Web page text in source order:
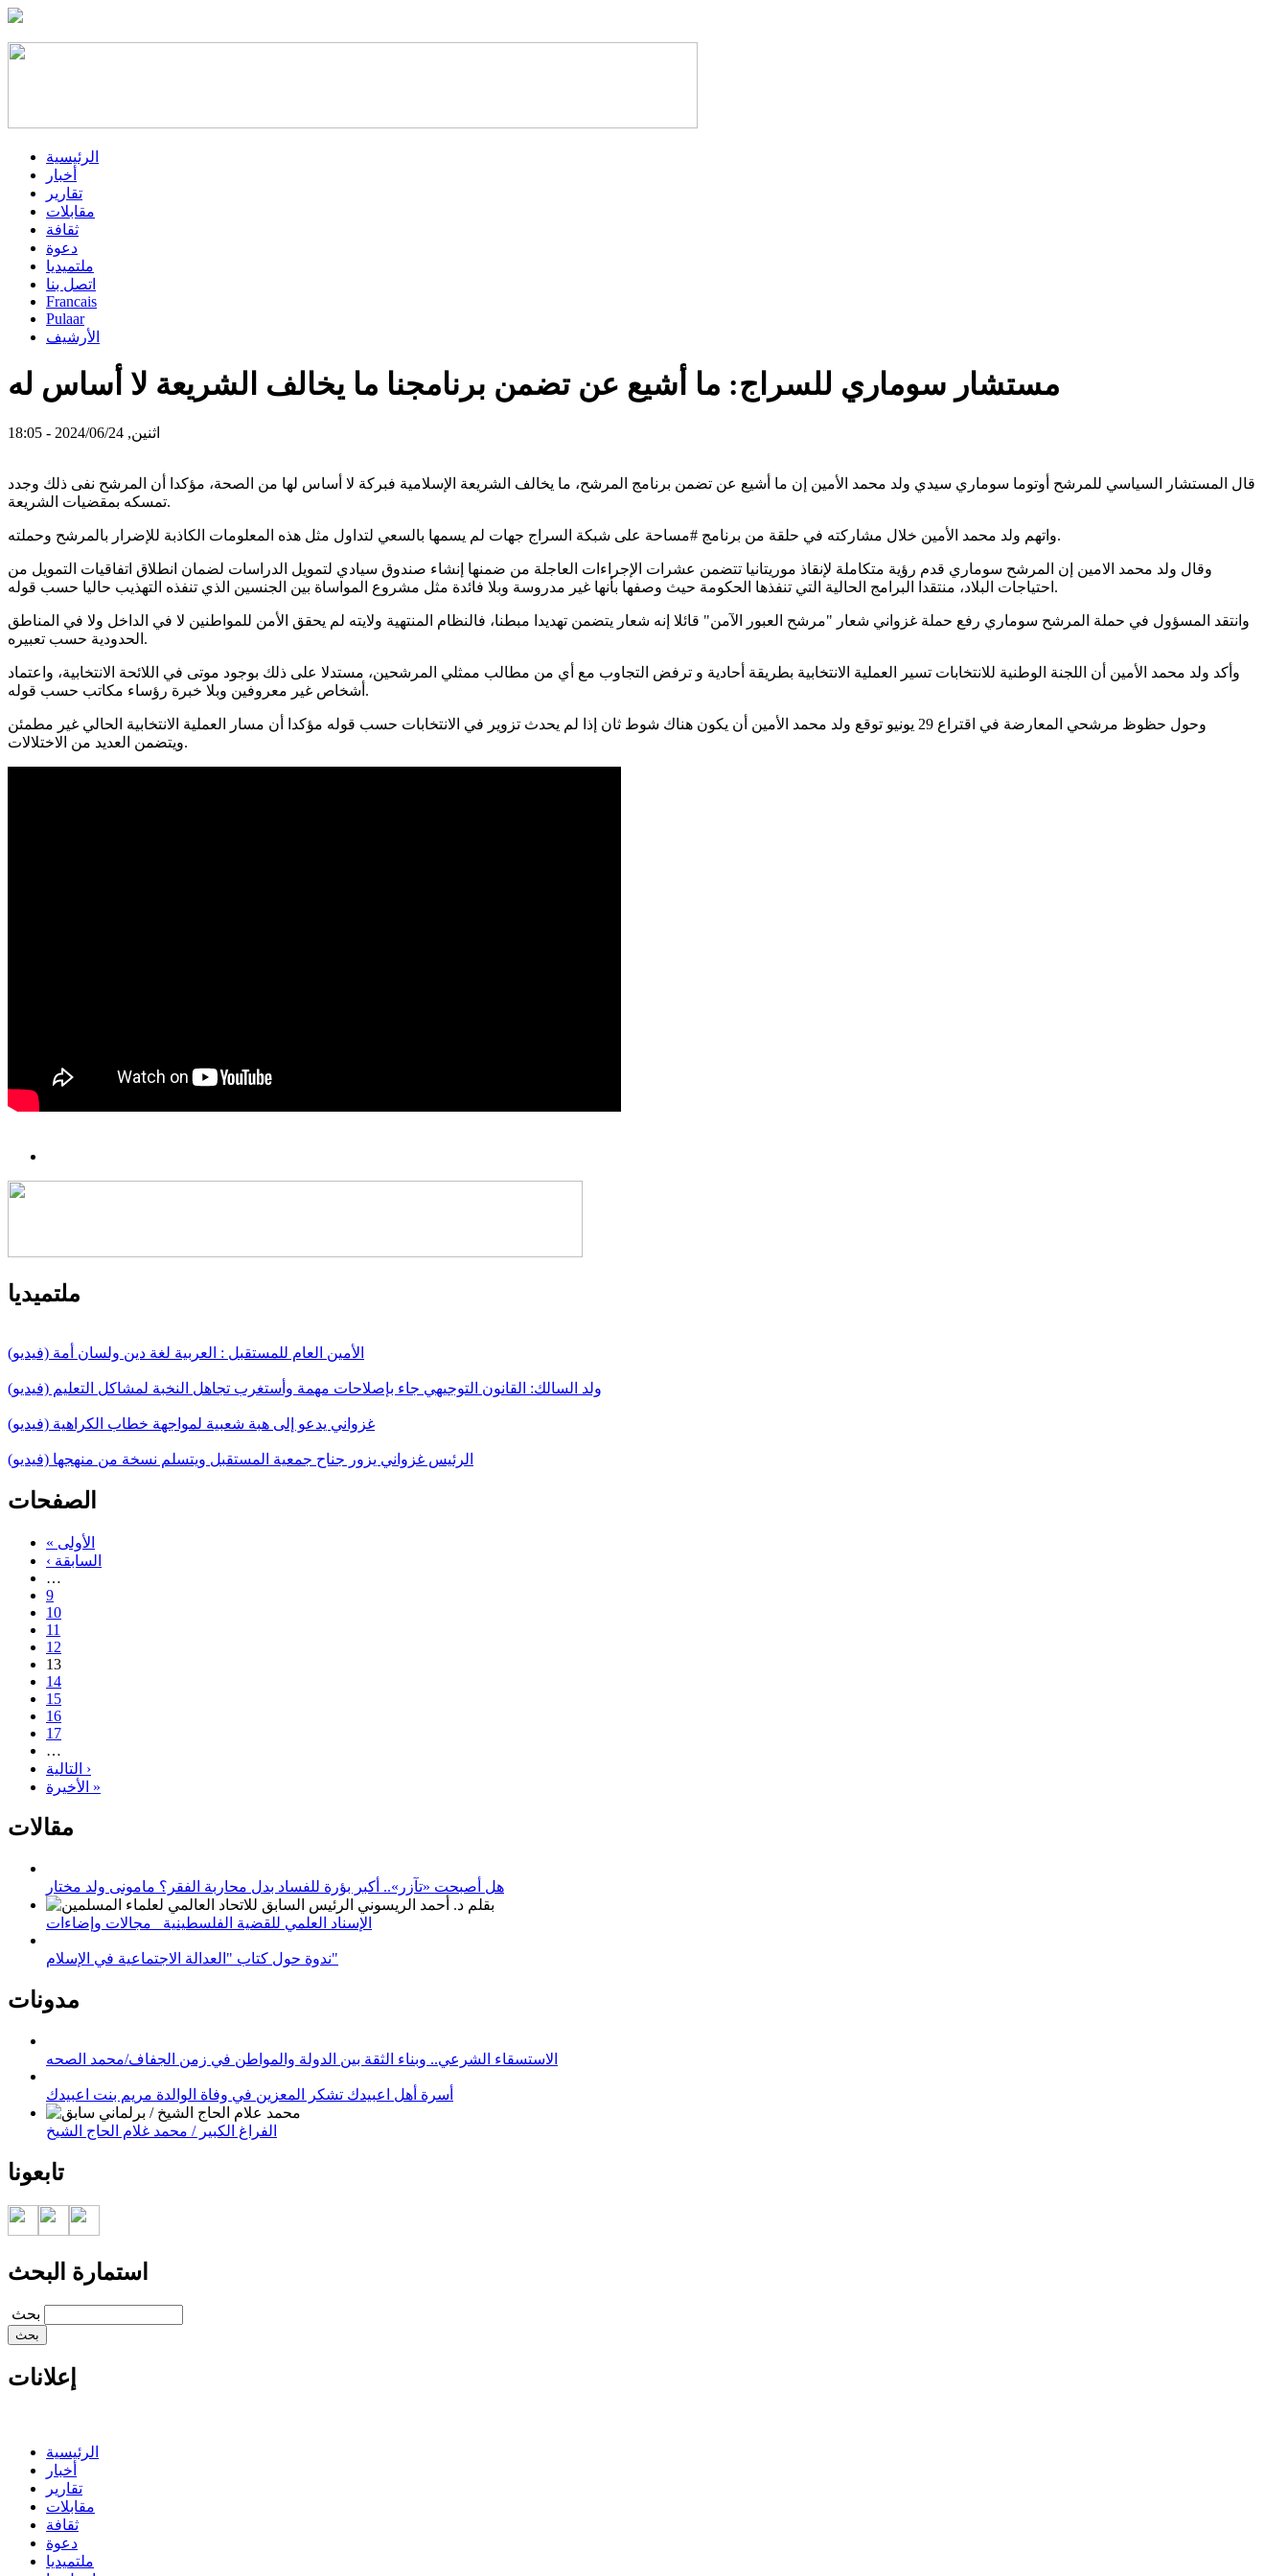
الرئيسية
أخبار
تقارير
مقابلات
ثقافة
دعوة
ملتميديا
اتصل بنا
Francais
Pulaar
الأرشيف
مستشار سوماري للسراج: ما أشيع عن تضمن برنامجنا ما يخالف الشريعة لا أساس له
اثنين, 2024/06/24 - 18:05
قال المستشار السياسي للمرشح أوتوما سوماري سيدي ولد محمد الأمين إن ما أشيع عن تضمن برنامج المرشح، ما يخالف الشريعة الإسلامية فبركة لا أساس لها من الصحة، مؤكدا أن المرشح نفى ذلك وجدد
تمسكه بمقضيات الشريعة.
واتهم ولد محمد الأمين خلال مشاركته في حلقة من برنامج #مساحة على شبكة السراج جهات لم يسمها بالسعي لتداول مثل هذه المعلومات الكاذبة للإضرار بالمرشح وحملته.
وقال ولد محمد الامين إن المرشح سوماري قدم رؤية متكاملة لإنقاذ موريتانيا تتضمن عشرات الإجراءات العاجلة من ضمنها إنشاء صندوق سيادي لتمويل الدراسات لضمان انطلاق اتفاقيات التمويل من
احتياجات البلاد، منتقدا البرامج الحالية التي تنفذها الحكومة حيث وصفها بأنها غير مدروسة وبلا فائدة مثل مشروع المواساة بين الجنسين الذي تنفذه التهذيب حاليا حسب قوله.
وانتقد المسؤول في حملة المرشح سوماري رفع حملة غزواني شعار "مرشح العبور الآمن" قائلا إنه شعار يتضمن تهديدا مبطنا، فالنظام المنتهية ولايته لم يحقق الأمن للمواطنين لا في الداخل ولا في المناطق
الحدودية حسب تعبيره.
وأكد ولد محمد الأمين أن اللجنة الوطنية للانتخابات تسير العملية الانتخابية بطريقة أحادية و ترفض التجاوب مع أي من مطالب ممثلي المرشحين، مستدلا على ذلك بوجود موتى في اللائحة الانتخابية، واعتماد
أشخاص غير معروفين وبلا خبرة رؤساء مكاتب حسب قوله.
وحول حظوظ مرشحي المعارضة في اقتراع 29 يونيو توقع ولد محمد الأمين أن يكون هناك شوط ثان إذا لم يحدث تزوير في الانتخابات حسب قوله مؤكدا أن مسار العملية الانتخابية الحالي غير مطمئن
ويتضمن العديد من الاختلالات.
ملتميديا
الأمين العام للمستقبل : العربية لغة دين ولسان أمة (فيديو)
ولد السالك: القانون التوجيهي جاء بإصلاحات مهمة وأستغرب تجاهل النخبة لمشاكل التعليم (فيديو)
غزواني يدعو إلى هبة شعبية لمواجهة خطاب الكراهية (فيديو)
الرئيس غزواني يزور جناح جمعية المستقبل ويتسلم نسخة من منهجها (فيديو)
الصفحات
« الأولى
‹ السابقة
…
9
10
11
12
13
14
15
16
17
…
التالية ›
الأخيرة »
مقالات
هل أصبحت «تآزر».. أكبر بؤرة للفساد بدل محاربة الفقر؟ مامونى ولد مختار
الإسناد العلمي للقضية الفلسطينية_ مجالات وإضاءات
ندوة حول كتاب "العدالة الاجتماعية في الإسلام"
مدونات
الاستسقاء الشرعي.. وبناء الثقة بين الدولة والمواطن في زمن الجفاف/محمد الصحه
أسرة أهل اعبيدك تشكر المعزين في وفاة الوالدة مريم بنت اعبيدك
الفراغ الكبير / محمد غلام الحاج الشيخ
تابعونا
استمارة البحث
‏بحث ‏
إعلانات
الرئيسية
أخبار
تقارير
مقابلات
ثقافة
دعوة
ملتميديا